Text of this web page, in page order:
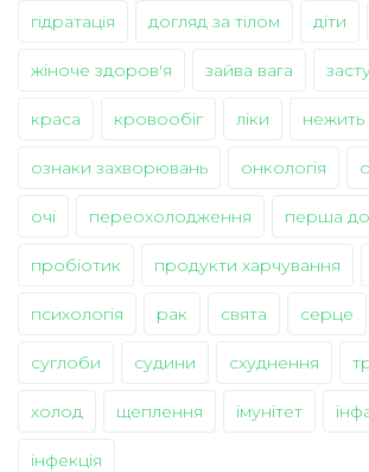
гідратація догляд за тілом діти
жіноче здоров'я зайва вага
краса кровообіг ліки нежить
ознаки захворювань онкологія
очі переохолодження перша
пробіотик продукти харчування
психологія рак свята серце
суглоби судини схуднення
холод щеплення імунітет
інфекція